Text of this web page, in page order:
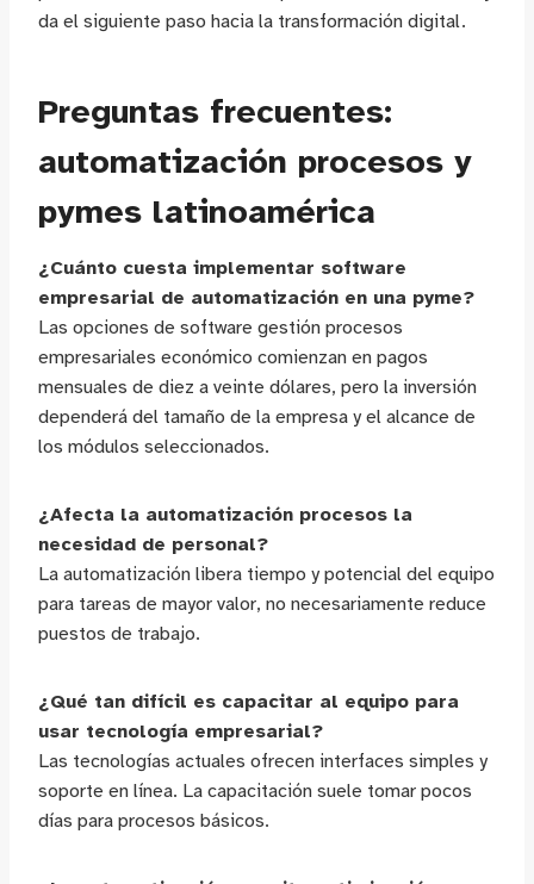
da el siguiente paso hacia la transformación digital.
Preguntas frecuentes:
automatización procesos y
pymes latinoamérica
¿Cuánto cuesta implementar software
empresarial de automatización en una pyme?
Las opciones de software gestión procesos
empresariales económico comienzan en pagos
mensuales de diez a veinte dólares, pero la inversión
dependerá del tamaño de la empresa y el alcance de
los módulos seleccionados.
¿Afecta la automatización procesos la
necesidad de personal?
La automatización libera tiempo y potencial del equipo
para tareas de mayor valor, no necesariamente reduce
puestos de trabajo.
¿Qué tan difícil es capacitar al equipo para
usar tecnología empresarial?
Las tecnologías actuales ofrecen interfaces simples y
soporte en línea. La capacitación suele tomar pocos
días para procesos básicos.